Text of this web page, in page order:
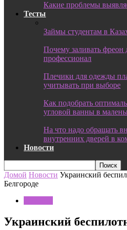
Какие проблемы
Тесты
Займы студентам в
Почему заливать фреон
профессионал
Плечики для одежды
учитывать при выборе
Как подобрать
угловой ванны в
На что надо обращать
внутренних дверей в
Новости
Домой Новости Украинский
Белгороде
Украинский